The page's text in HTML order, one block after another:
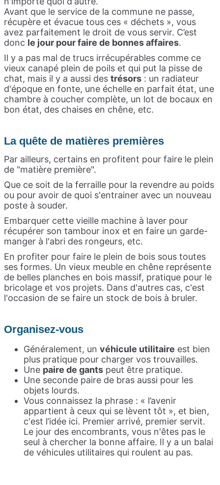
Avant que le service de la commune ne passe,
récupère et évacue tous ces « déchets », vous
avez parfaitement le droit de vous servir. C’est
donc le jour pour faire de bonnes affaires.
Il y a pas mal de trucs irrécupérables comme ce
vieux canapé plein de poils et qui put la pisse de
chat, mais il y a aussi des trésors : un radiateur
d'époque en fonte, une échelle en parfait état, une
chambre à coucher complète, un lot de bocaux en
bon état, des chaises en chêne, etc.
La quête de matières premières
Par ailleurs, certains en profitent pour faire le plein
de "matière première".
Que ce soit de la ferraille pour la revendre au poids
ou pour avoir de quoi s'entrainer avec un nouveau
poste à souder.
Embarquer cette vieille machine à laver pour
récupérer son tambour inox et en faire un garde-
manger à l'abri des rongeurs, etc.
En profiter pour faire le plein de bois sous toutes
ses formes. Un vieux meuble en chêne représente
de belles planches en bois massif, pratique pour le
bricolage et vos projets. Dans d'autres cas, c'est
l'occasion de se faire un stock de bois à bruler.
Organisez-vous
Généralement, un véhicule utilitaire est bien
plus pratique pour charger vos trouvailles.
Une paire de gants peut être pratique.
Une seconde paire de bras aussi pour les
objets lourds.
Vous connaissez la phrase : « l’avenir
appartient à ceux qui se lèvent tôt », et bien,
c'est l’idée ici. Premier arrivé, premier servit.
Le jour des encombrants, vous n'êtes pas le
seul à chercher la bonne affaire. Il y a un balai
de véhicules utilitaires qui roulent au pas.